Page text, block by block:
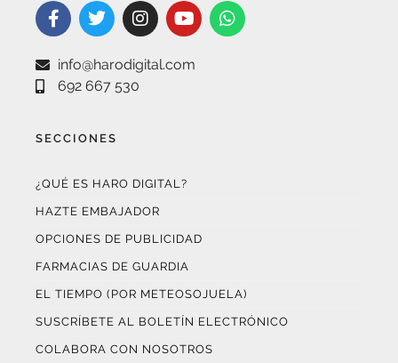
info@harodigital.com
692 667 530
SECCIONES
¿QUÉ ES HARO DIGITAL?
HAZTE EMBAJADOR
OPCIONES DE PUBLICIDAD
FARMACIAS DE GUARDIA
EL TIEMPO (POR METEOSOJUELA)
SUSCRÍBETE AL BOLETÍN ELECTRÓNICO
COLABORA CON NOSOTROS